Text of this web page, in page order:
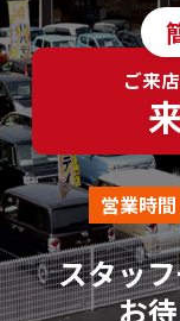
ご来
営業時間
スタッ
お